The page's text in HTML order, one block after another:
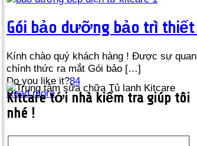
Gói bảo dưỡng bảo trì thiết
Kính chào quý khách hàng ! Được sự
chính thức ra mắt Gói bảo […]
Do you like it?84
Read more
Kitcare tới nhà kiểm tra giúp tôi
nhé !